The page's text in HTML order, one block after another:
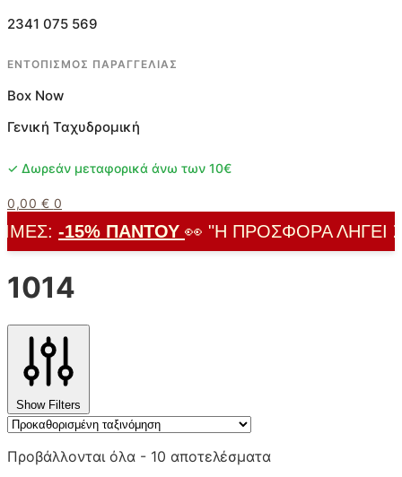
2341 075 569
ΕΝΤΟΠΙΣΜΟΣ ΠΑΡΑΓΓΕΛΙΑΣ
Box Now
Γενική Ταχυδρομική
✓ Δωρεάν μεταφορικά άνω των 10€
0,00 € 0
-15% ΠΑΝΤΟΎ👀 "Η ΠΡΟΣΦΟΡΆ ΛΉΓΕΙ
1014
Show Filters
Προβάλλονται όλα - 10 αποτελέσματα